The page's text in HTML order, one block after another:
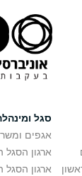
סגל
אגפים
ארגון הסגל
ארגון הסגל